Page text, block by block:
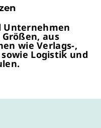
Unternehmen
aus
wie Verlags-,
Logistik und